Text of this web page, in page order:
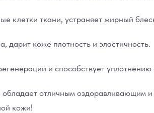
клетки ткани, устраняет жирный
коже плотность и эластичность.
и способствует
отличным оздоравливающим
кожи!